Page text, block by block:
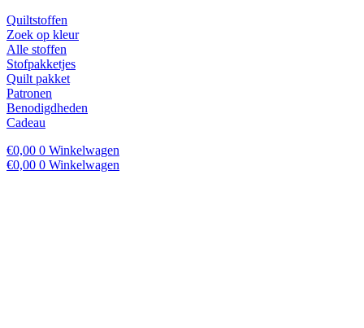
Quiltstoffen
Zoek op kleur
Alle stoffen
Stofpakketjes
Quilt pakket
Patronen
Benodigdheden
Cadeau
€0,00 0 Winkelwagen
€0,00 0 Winkelwagen